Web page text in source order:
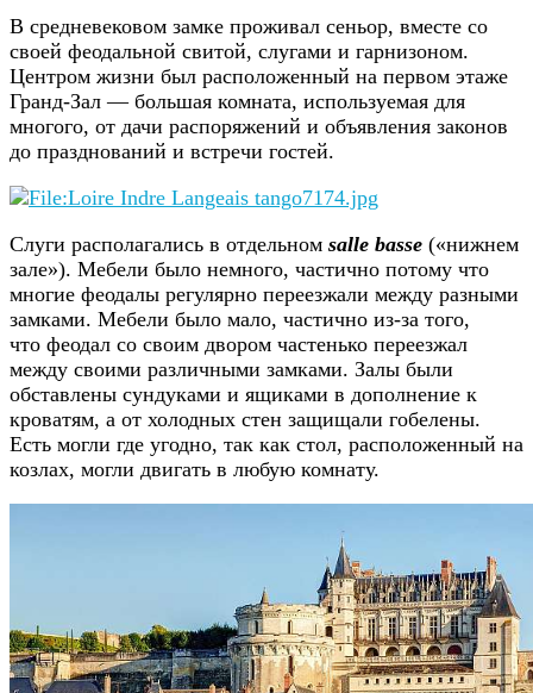
В средневековом замке проживал сеньор, вместе со
своей феодальной свитой, слугами и гарнизоном.
Центром жизни был расположенный на первом этаже
Гранд-Зал — большая комната, используемая для
многого, от дачи распоряжений и объявления законов
до празднований и встречи гостей.
Слуги располагались в отдельном salle basse («нижнем
зале»). Мебели было немного, частично потому что
многие феодалы регулярно переезжали между разными
замками. Мебели было мало, частично из-за того,
что феодал со своим двором частенько переезжал
между своими различными замками. Залы были
обставлены сундуками и ящиками в дополнение к
кроватям, а от холодных стен защищали гобелены.
Есть могли где угодно, так как стол, расположенный на
козлах, могли двигать в любую комнату.